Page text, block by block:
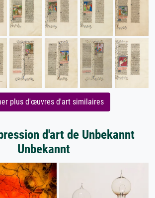
plus d'œuvres d'art similaires
d'art de Unbekannt
Unbekannt